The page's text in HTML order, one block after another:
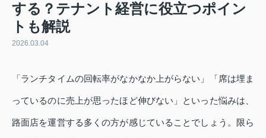
する？テナント経営に役立つポイン
トも解説
2026.03.04
「ランチタイムの回転率がなかなか上がらない」「席は埋ま
っているのに売上が思ったほど伸びない」といった悩みは、
路面店を運営する多くの方が感じていることでしょう。限ら